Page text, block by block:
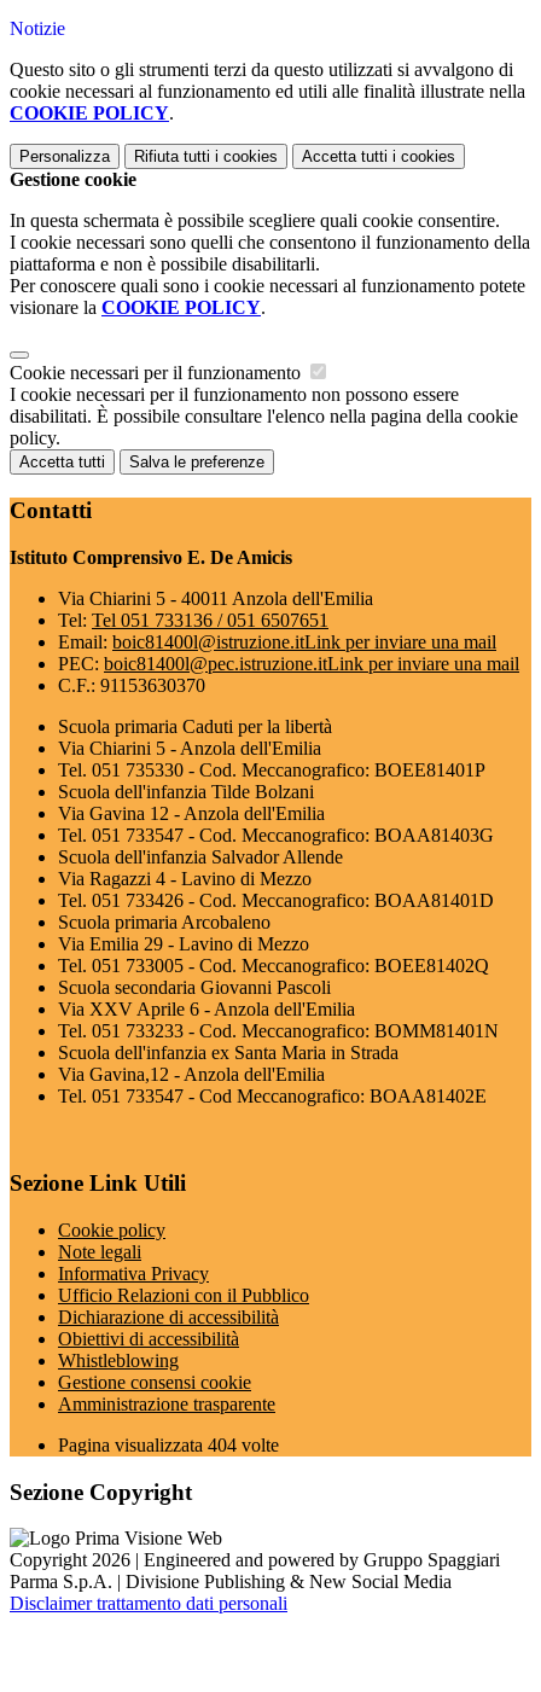
Notizie
Questo sito o gli strumenti terzi da questo utilizzati si avvalgono di
cookie necessari al funzionamento ed utili alle finalità illustrate nella
COOKIE POLICY.
Personalizza Rifiuta tutti i cookies Accetta tutti i cookies
Gestione cookie
In questa schermata è possibile scegliere quali cookie consentire.
I cookie necessari sono quelli che consentono il funzionamento della
piattaforma e non è possibile disabilitarli.
Per conoscere quali sono i cookie necessari al funzionamento potete
visionare la COOKIE POLICY.
Cookie necessari per il funzionamento
I cookie necessari per il funzionamento non possono essere
disabilitati. È possibile consultare l'elenco nella pagina della cookie
policy.
Accetta tutti Salva le preferenze
Contatti
Istituto Comprensivo E. De Amicis
Via Chiarini 5 - 40011 Anzola dell'Emilia
Tel: Tel 051 733136 / 051 6507651
Email: boic81400l@istruzione.itLink per inviare una mail
PEC: boic81400l@pec.istruzione.itLink per inviare una mail
C.F.: 91153630370
Scuola primaria Caduti per la libertà
Via Chiarini 5 - Anzola dell'Emilia
Tel. 051 735330 - Cod. Meccanografico: BOEE81401P
Scuola dell'infanzia Tilde Bolzani
Via Gavina 12 - Anzola dell'Emilia
Tel. 051 733547 - Cod. Meccanografico: BOAA81403G
Scuola dell'infanzia Salvador Allende
Via Ragazzi 4 - Lavino di Mezzo
Tel. 051 733426 - Cod. Meccanografico: BOAA81401D
Scuola primaria Arcobaleno
Via Emilia 29 - Lavino di Mezzo
Tel. 051 733005 - Cod. Meccanografico: BOEE81402Q
Scuola secondaria Giovanni Pascoli
Via XXV Aprile 6 - Anzola dell'Emilia
Tel. 051 733233 - Cod. Meccanografico: BOMM81401N
Scuola dell'infanzia ex Santa Maria in Strada
Via Gavina,12 - Anzola dell'Emilia
Tel. 051 733547 - Cod Meccanografico: BOAA81402E
Sezione Link Utili
Cookie policy
Note legali
Informativa Privacy
Ufficio Relazioni con il Pubblico
Dichiarazione di accessibilità
Obiettivi di accessibilità
Whistleblowing
Gestione consensi cookie
Amministrazione trasparente
Pagina visualizzata 404 volte
Sezione Copyright
Copyright 2026 | Engineered and powered by Gruppo Spaggiari
Parma S.p.A. | Divisione Publishing & New Social Media
Disclaimer trattamento dati personali